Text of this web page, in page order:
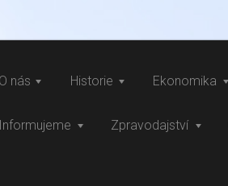
O nás Historie Ekonomika
Informujeme Zpravodajství